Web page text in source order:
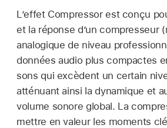
L’effet Compressor est conçu
et la réponse d’un compresseur
analogique de niveau
données audio plus compactes
sons qui excèdent un certain
atténuant ainsi la dynamique et
volume sonore global. La
mettre en valeur les moments